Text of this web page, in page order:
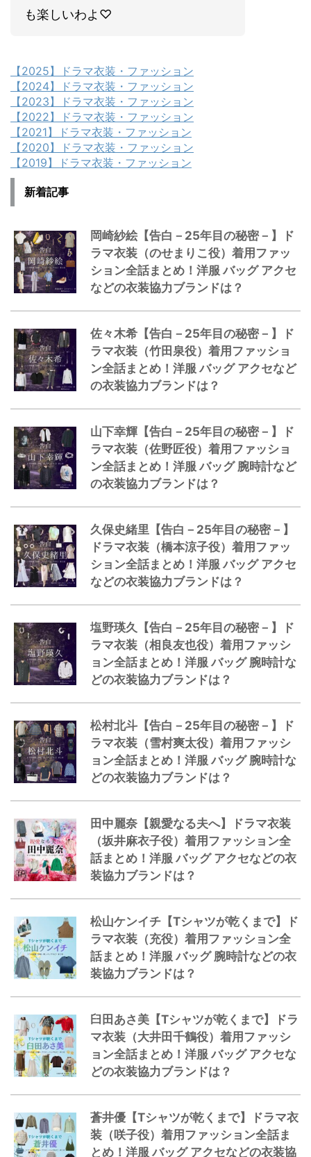
も楽しいわよ♡
【2025】ドラマ衣装・ファッション
【2024】ドラマ衣装・ファッション
【2023】ドラマ衣装・ファッション
【2022】ドラマ衣装・ファッション
【2021】ドラマ衣装・ファッション
【2020】ドラマ衣装・ファッション
【2019】ドラマ衣装・ファッション
新着記事
岡崎紗絵【告白－25年目の秘密－】ド
ラマ衣装（のせまりこ役）着用ファッ
ション全話まとめ！洋服 バッグ アクセ
などの衣装協力ブランドは？
佐々木希【告白－25年目の秘密－】ド
ラマ衣装（竹田泉役）着用ファッショ
ン全話まとめ！洋服 バッグ アクセなど
の衣装協力ブランドは？
山下幸輝【告白－25年目の秘密－】ド
ラマ衣装（佐野匠役）着用ファッショ
ン全話まとめ！洋服 バッグ 腕時計など
の衣装協力ブランドは？
久保史緒里【告白－25年目の秘密－】
ドラマ衣装（橋本涼子役）着用ファッ
ション全話まとめ！洋服 バッグ アクセ
などの衣装協力ブランドは？
塩野瑛久【告白－25年目の秘密－】ド
ラマ衣装（相良友也役）着用ファッシ
ョン全話まとめ！洋服 バッグ 腕時計な
どの衣装協力ブランドは？
松村北斗【告白－25年目の秘密－】ド
ラマ衣装（雪村爽太役）着用ファッシ
ョン全話まとめ！洋服 バッグ 腕時計な
どの衣装協力ブランドは？
田中麗奈【親愛なる夫へ】ドラマ衣装
（坂井麻衣子役）着用ファッション全
話まとめ！洋服 バッグ アクセなどの衣
装協力ブランドは？
松山ケンイチ【Tシャツが乾くまで】ド
ラマ衣装（充役）着用ファッション全
話まとめ！洋服 バッグ 腕時計などの衣
装協力ブランドは？
臼田あさ美【Tシャツが乾くまで】ドラ
マ衣装（大井田千鶴役）着用ファッシ
ョン全話まとめ！洋服 バッグ アクセな
どの衣装協力ブランドは？
蒼井優【Tシャツが乾くまで】ドラマ衣
装（咲子役）着用ファッション全話ま
とめ！洋服 バッグ アクセなどの衣装協